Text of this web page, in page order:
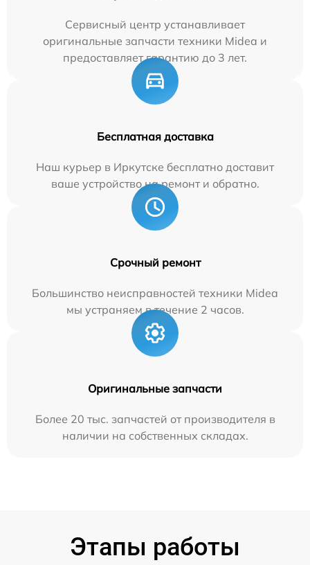
Сервисный центр устанавливает
оригинальные запчасти техники Midea и
предоставляет гарантию до 3 лет.
Бесплатная доставка
Наш курьер в Иркутске бесплатно доставит
ваше устройство на ремонт и обратно.
Срочный ремонт
Большинство неисправностей техники Midea
мы устраняем в течение 2 часов.
Оригинальные запчасти
Более 20 тыс. запчастей от производителя в
наличии на собственных складах.
Этапы работы